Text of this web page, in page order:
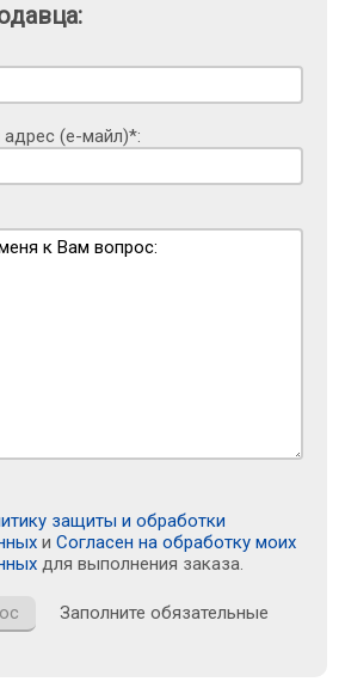
(е-майл)*:
защиты и обработки
и Согласен на обработку моих
для выполнения заказа.
Заполните обязательные